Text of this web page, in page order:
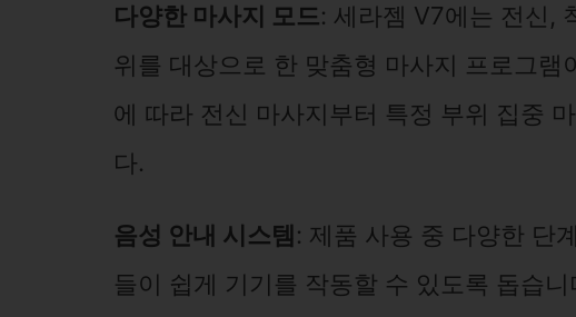
다양한 마사지 모드: 세라젬 V7에는 전신,
위를 대상으로 한 맞춤형 마사지 프로그
에 따라 전신 마사지부터 특정 부위 집중
다.
음성 안내 시스템 : 제품 사용 중 다양한 단
들이 쉽게 기기를 작동할 수 있도록 돕습